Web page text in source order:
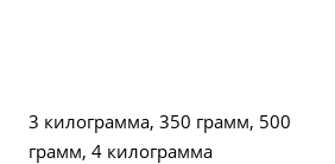
3 килограмма, 350 грамм, 500
грамм, 4 килограмма